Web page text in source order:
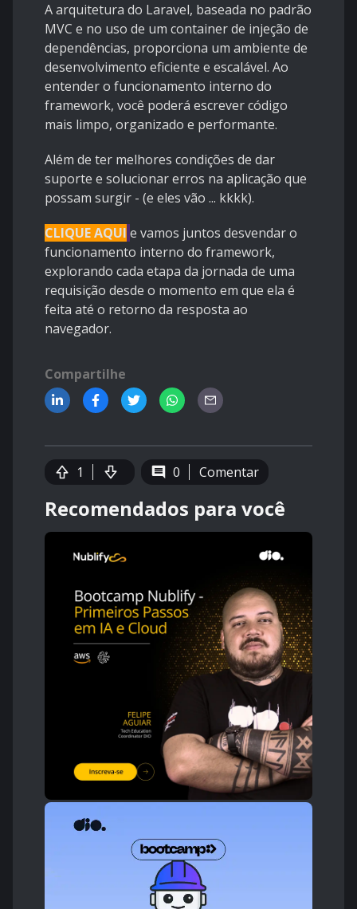
A arquitetura do Laravel, baseada no padrão
MVC e no uso de um container de injeção de
dependências, proporciona um ambiente de
desenvolvimento eficiente e escalável. Ao
entender o funcionamento interno do
framework, você poderá escrever código
mais limpo, organizado e performante.
Além de ter melhores condições de dar
suporte e solucionar erros na aplicação que
possam surgir - (e eles vão ... kkkk).
CLIQUE AQUI e vamos juntos desvendar o
funcionamento interno do framework,
explorando cada etapa da jornada de uma
requisição desde o momento em que ela é
feita até o retorno da resposta ao
navegador.
Compartilhe
1 0 Comentar
Recomendados para você